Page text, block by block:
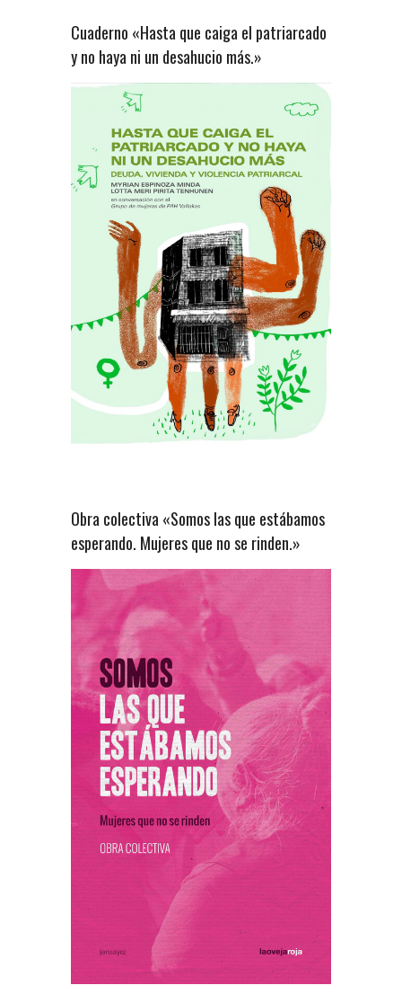
Cuaderno «Hasta que caiga el patriarcado
y no haya ni un desahucio más.»
Obra colectiva «Somos las que estábamos
esperando. Mujeres que no se rinden.»